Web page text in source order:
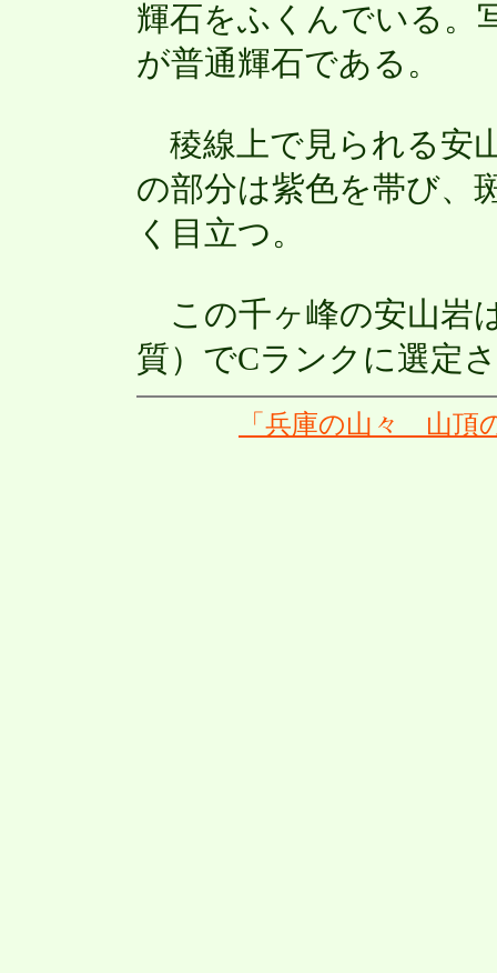
輝石をふくんでいる。
が普通輝石である。
稜線上で見られる安
の部分は紫色を帯び、
く目立つ。
この千ヶ峰の安山岩
質）でCランクに選定
「兵庫の山々 山頂